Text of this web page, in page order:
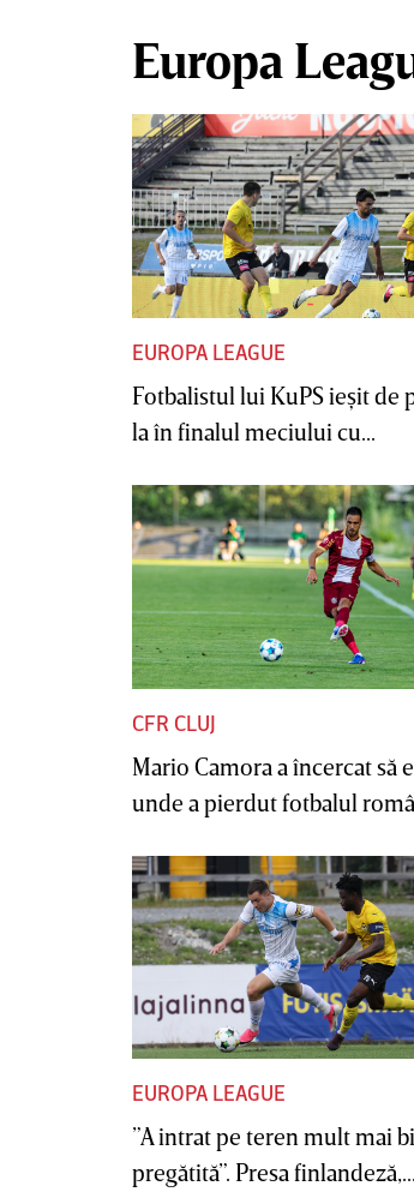
Kevin Ciubotaru şi-a găsit echipă
şi a fost prezentat oficial
Europa
EUROPA LEAGUE
Fotbalistul lui KuPS ieşit de
la în finalul meciului cu...
CFR CLUJ
Mario Camora a încercat să
unde a pierdut fotbalul
EUROPA LEAGUE
”A intrat pe teren mult mai
pregătită”. Presa